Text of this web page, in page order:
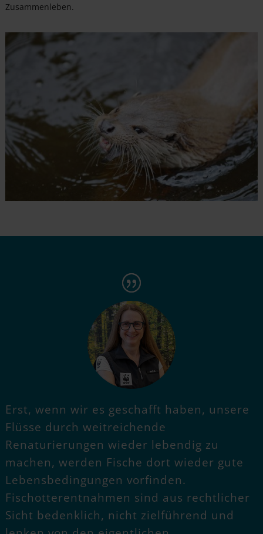
Zusammenleben.
Erst, wenn wir es geschafft haben, unsere
Flüsse durch weitreichende
Renaturierungen wieder lebendig zu
machen, werden Fische dort wieder gute
Lebensbedingungen vorfinden.
Fischotterentnahmen sind aus rechtlicher
Sicht bedenklich, nicht zielführend und